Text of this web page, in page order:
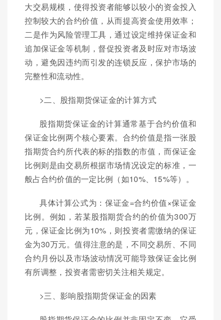
大交易规模，使得投资者能够以较小的资金投入
控制较大的合约价值，从而提高资金使用效率；
二是作为风险管理工具，通过设定维持保证金和
追加保证金等机制，督促投资者及时应对市场波
动，避免因违约而引发的连锁反应，保护市场的
完整性和流动性。
>二、股指期货保证金的计算方式
股指期货保证金的计算通常基于合约价值和
保证金比例两个核心要素。合约价值是指一张股
指期货合约所代表的标的指数的市值，而保证金
比例则是由交易所根据市场情况设定的标准，一
般占合约价值的一定比例（如10%、15%等）。
具体计算公式为：保证金=合约价值×保证金
比例。例如，若某股指期货合约的价值为300万
元，保证金比例为10%，则投资者需缴纳的保证
金为30万元。值得注意的是，不同交易所、不同
合约月份以及市场波动情况可能导致保证金比例
有所调整，投资者需密切关注相关规定。
>三、影响股指期货保证金的因素